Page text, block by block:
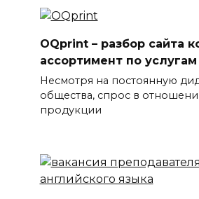
OQprint – разбор сайта
ассортимент по услугам
Несмотря на постоянную
общества, спрос в
продукции